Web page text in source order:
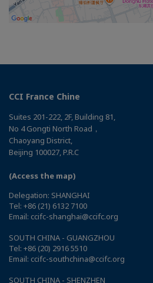
CCI France Chine
Suites 201-222, 2F, Building 81,
No 4 Gongti North Road，
Chaoyang District,
Beijing 100027, P.R.C
(Access the map)
Delegation: SHANGHAI
Tel: +86 (21) 6132 7100
Email: ccifc-shanghai@ccifc.org
SOUTH CHINA - GUANGZHOU
Tel: +86 (20) 2916 5510
Email: ccifc-southchina@ccifc.org
SOUTH CHINA - SHENZHEN